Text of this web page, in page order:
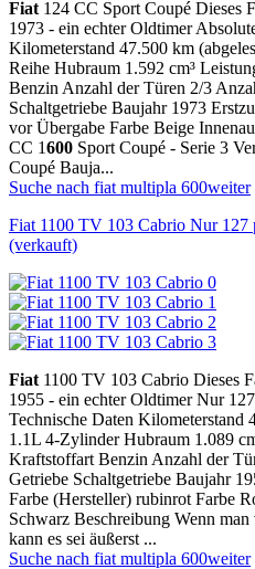
Fiat 124 CC Sport Coupé Dieses
1973 - ein echter Oldtimer
Kilometerstand 47.500 km
Reihe Hubraum 1.592 cm³
Benzin Anzahl der Türen 2/3
Schaltgetriebe Baujahr 1973
vor Übergabe Farbe Beige
CC 1600 Sport Coupé - Serie 3
Coupé Bauja...
Suche nach fiat multipla 600weiter
Fiat 1100 TV 103 Cabrio Nur 127
(verkauft)
Fiat 1100 TV 103 Cabrio Dieses
1955 - ein echter Oldtimer Nur
Technische Daten Kilometerstand
1.1L 4-Zylinder Hubraum 1.089
Kraftstoffart Benzin Anzahl der
Getriebe Schaltgetriebe Baujahr
Farbe (Hersteller) rubinrot Farbe
Schwarz Beschreibung Wenn
kann es sei äußerst ...
Suche nach fiat multipla 600weiter